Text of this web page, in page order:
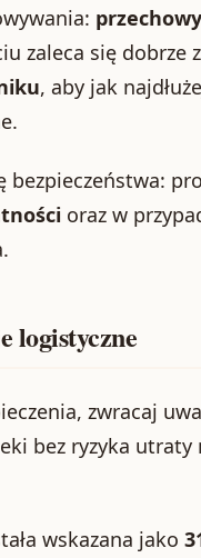
zaleca się dobrze
, aby jak
bezpieczeństwa:
oraz w
logistyczne
zwracaj
bez ryzyka
wskazana jako